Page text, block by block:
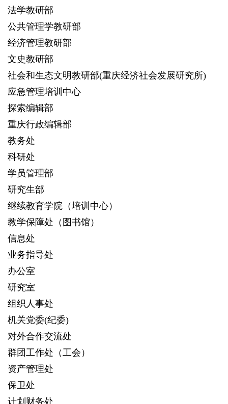
法学教研部
公共管理学教研部
经济管理教研部
文史教研部
社会和生态文明教研部(重庆经济社会发展研究所)
应急管理培训中心
探索编辑部
重庆行政编辑部
教务处
科研处
学员管理部
研究生部
继续教育学院（培训中心）
教学保障处（图书馆）
信息处
业务指导处
办公室
研究室
组织人事处
机关党委(纪委)
对外合作交流处
群团工作处（工会）
资产管理处
保卫处
计划财务处